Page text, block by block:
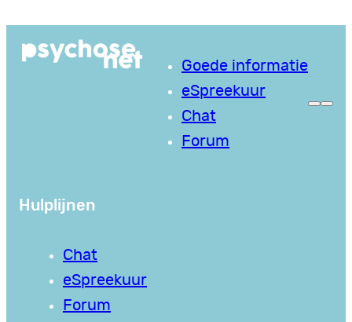
naar
Goede informatie
eSpreekuur
Chat
Forum
Hulplijnen
Chat
eSpreekuur
Forum